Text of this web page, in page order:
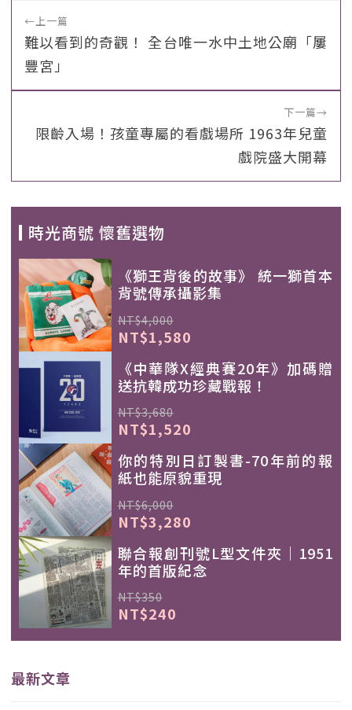
←上一篇
難以看到的奇觀！ 全台唯一水中土地公廟「屢
豐宮」
下一篇→
限齡入場！孩童專屬的看戲場所 1963年兒童
戲院盛大開幕
時光商號 懷舊選物
《獅王背後的故事》 統一獅首本
背號傳承攝影集
NT$4,000
NT$1,580
《中華隊X經典賽20年》加碼贈
送抗韓成功珍藏戰報！
NT$3,680
NT$1,520
你的特別日訂製書-70年前的報
紙也能原貌重現
NT$6,000
NT$3,280
聯合報創刊號L型文件夾｜1951
年的首版紀念
NT$350
NT$240
最新文章